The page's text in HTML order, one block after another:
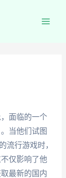
面临的一个
当他们试图
流行游戏时，
仅影响了他
最新的国内